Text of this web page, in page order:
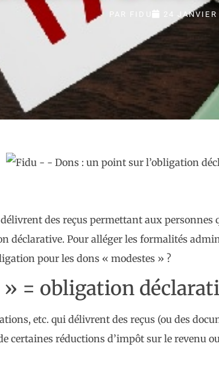
PAR FIDU 24
des reçus permettant aux
déclarative. Pour alléger les formalités
pour les dons « modestes » ?
= obligation
etc. qui délivrent des reçus (ou des
certaines réductions d’impôt sur le revenu